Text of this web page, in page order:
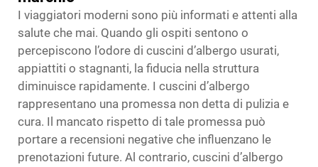
I viaggiatori moderni sono più informati e attenti alla
salute che mai. Quando gli ospiti sentono o
percepiscono l’odore di cuscini d’albergo usurati,
appiattiti o stagnanti, la fiducia nella struttura
diminuisce rapidamente. I cuscini d’albergo
rappresentano una promessa non detta di pulizia e
cura. Il mancato rispetto di tale promessa può
portare a recensioni negative che influenzano le
prenotazioni future. Al contrario, cuscini d’albergo